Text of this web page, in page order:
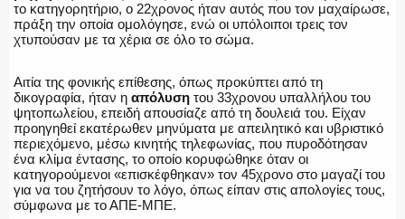
ΟΠΛΑ/ΕΞΟΠΛΙΣΜΟΣ
το κατηγορητήριο, ο 22χρονος ήταν αυτός που τον μαχαίρωσε,
πράξη την οποία ομολόγησε, ενώ οι υπόλοιποι τρεις τον
χτυπούσαν με τα χέρια σε όλο το σώμα.
Αιτία της φονικής επίθεσης, όπως προκύπτει από τη
δικογραφία, ήταν η απόλυση του 33χρονου υπαλλήλου του
ψητοπωλείου, επειδή απουσίαζε από τη δουλειά του. Είχαν
προηγηθεί εκατέρωθεν μηνύματα με απειλητικό και υβριστικό
περιεχόμενο, μέσω κινητής τηλεφωνίας, που πυροδότησαν
ένα κλίμα έντασης, το οποίο κορυφώθηκε όταν οι
κατηγορούμενοι «επισκέφθηκαν» τον 45χρονο στο μαγαζί του
για να του ζητήσουν το λόγο, όπως είπαν στις απολογίες τους,
σύμφωνα με το ΑΠΕ-ΜΠΕ.